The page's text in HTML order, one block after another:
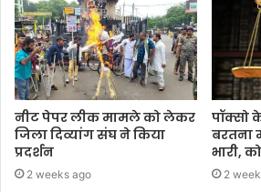
नीट पेपर लीक मामले को लेकर
जिला दिव्यांग संघ ने किया
प्रदर्शन
2 weeks ago
पॉक्सो
बरतना
भारी,
2